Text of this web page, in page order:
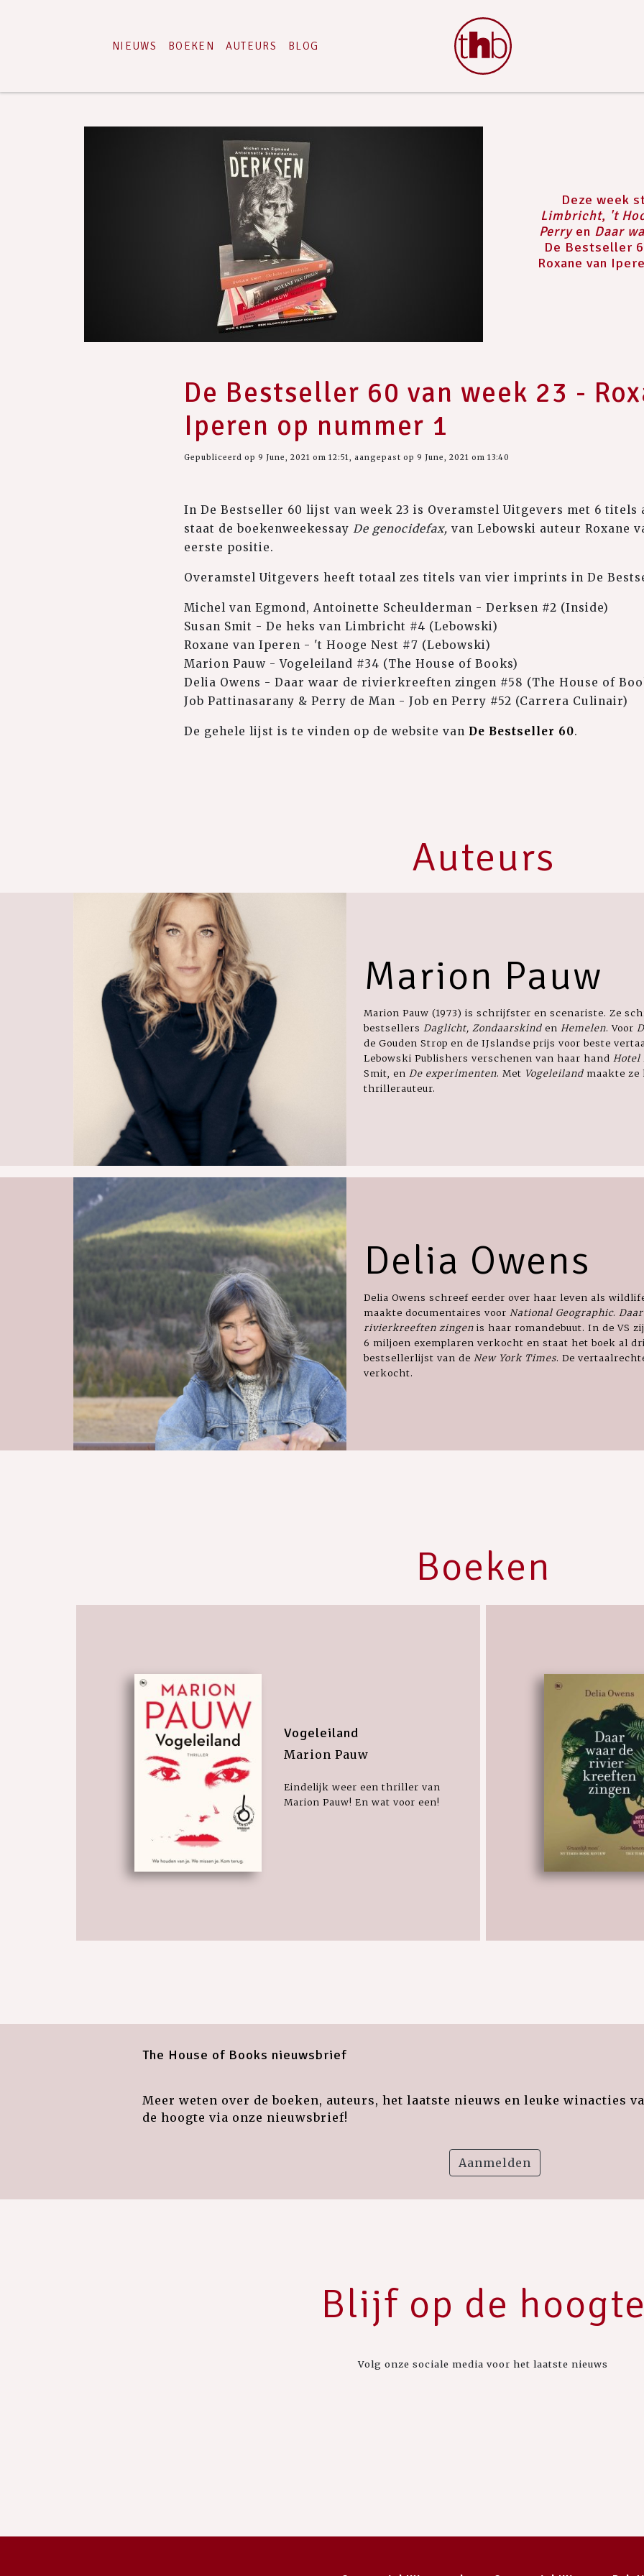
NIEUWS BOEKEN AUTEURS BLOG
Deze week
Limbricht, 't
Perryen Daar
De Bestseller
Roxane van
De Bestseller 60 van week 23 -
Iperen op nummer 1
Gepubliceerd op 9 June, 2021 om 12:51, aangepast op 9 June, 2021 om 13:40
In De Bestseller 60 lijst van week 23 is Overamstel Uitgevers met 6 titels
staat de boekenweekessay De genocidefax, van Lebowski auteur Roxane
eerste positie.
Overamstel Uitgevers heeft totaal zes titels van vier imprints in De
Michel van Egmond, Antoinette Scheulderman - Derksen #2 (Inside)
Susan Smit - De heks van Limbricht #4 (Lebowski)
Roxane van Iperen - 't Hooge Nest #7 (Lebowski)
Marion Pauw - Vogeleiland #34 (The House of Books)
Delia Owens - Daar waar de rivierkreeften zingen #58 (The House of
Job Pattinasarany & Perry de Man - Job en Perry #52 (Carrera Culinair)
De gehele lijst is te vinden op de website van De Bestseller 60.
Auteurs
Marion Pauw
Marion Pauw (1973) is schrijfster en scenariste. Ze
bestsellers Daglicht, Zondaarskind en Hemelen. Voor
de Gouden Strop en de IJslandse prijs voor beste
Lebowski Publishers verschenen van haar hand Hotel
Smit, en De experimenten. Met Vogeleiland maakte ze
thrillerauteur.
Delia Owens
Delia Owens schreef eerder over haar leven als
maakte documentaires voor National Geographic.
rivierkreeften zingen is haar romandebuut. In de VS
6 miljoen exemplaren verkocht en staat het boek al
bestsellerlijst van de New York Times. De
verkocht.
Boeken
Vogeleiland
Marion Pauw
Eindelijk weer een thriller van
Marion Pauw! En wat voor een!
The House of Books nieuwsbrief
Meer weten over de boeken, auteurs, het laatste nieuws en leuke winacties
de hoogte via onze nieuwsbrief!
Aanmelden
Blijf op de
Volg onze sociale media voor het laatste nieuws